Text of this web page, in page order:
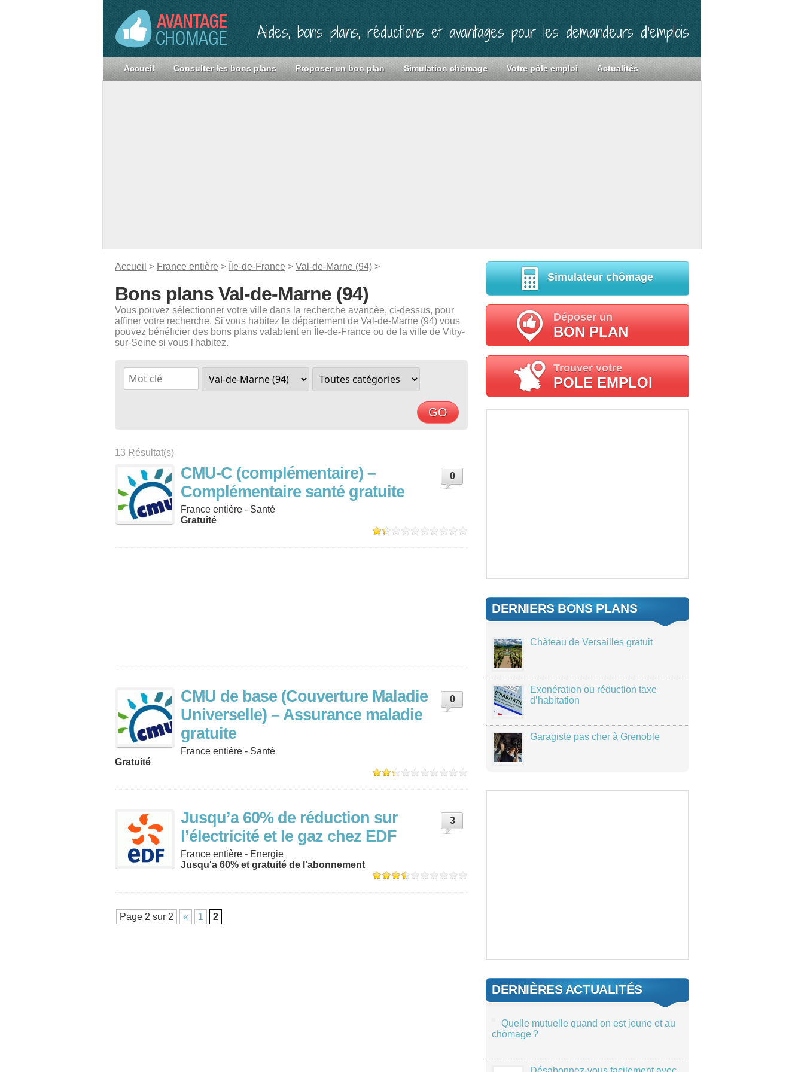
Aides, bons plans, réductions et avantages pour les demandeurs d’emplois
Accueil Consulter les bons plans Proposer un bon plan Simulation chômage Votre pôle emploi Actualités
Accueil > France entière > Île-de-France > Val-de-Marne (94) >
Bons plans Val-de-Marne (94)
Vous pouvez sélectionner votre ville dans la recherche avancée, ci-dessus, pour
affiner votre recherche. Si vous habitez le département de Val-de-Marne (94) vous
pouvez bénéficier des bons plans valablent en Île-de-France ou de la ville de Vitry-
sur-Seine si vous l'habitez.
13 Résultat(s)
CMU-C (complémentaire) –
Complémentaire santé gratuite
0
France entière - Santé
Gratuité
CMU de base (Couverture Maladie
Universelle) – Assurance maladie
gratuite
0
France entière - Santé
Gratuité
Jusqu’a 60% de réduction sur
l’électricité et le gaz chez EDF
3
France entière - Energie
Jusqu'a 60% et gratuité de l'abonnement
Page 2 sur 2 « 1 2
Simulateur chômage
Déposer un
BON PLAN
Trouver votre
POLE EMPLOI
DERNIERS BONS PLANS
Château de Versailles gratuit
Exonération ou réduction taxe
d’habitation
Garagiste pas cher à Grenoble
DERNIÈRES ACTUALITÉS
Quelle mutuelle quand on est jeune et au
chômage ?